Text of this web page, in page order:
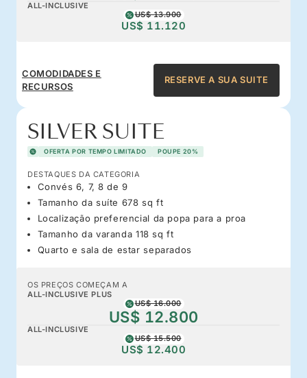
ALL-INCLUSIVE
US$ 13.900
US$ 11.120
COMODIDADES E
RECURSOS
RESERVE A SUA SUITE
SILVER SUITE
OFERTA POR TEMPO LIMITADO POUPE 20%
DESTAQUES DA CATEGORIA
Convés 6, 7, 8 de 9
Tamanho da suíte 678 sq ft
Localização preferencial da popa para a proa
Tamanho da varanda 118 sq ft
Quarto e sala de estar separados
OS PREÇOS COMEÇAM A
ALL-INCLUSIVE PLUS
US$ 16.000
US$ 12.800
ALL-INCLUSIVE
US$ 15.500
US$ 12.400